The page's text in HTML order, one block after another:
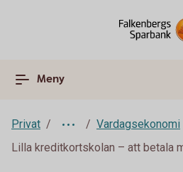
Meny
Privat
Vardagsekonomi
Lilla kreditkortskolan – att betala